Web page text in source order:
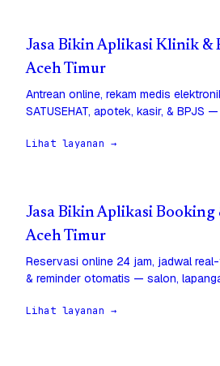
Jasa Bikin Aplikasi Klinik &
Aceh Timur
Antrean online, rekam medis
SATUSEHAT, apotek, kasir, & BPJS
Lihat layanan →
Jasa Bikin Aplikasi Booking
Aceh Timur
Reservasi online 24 jam, jadwal real-
& reminder otomatis — salon,
Lihat layanan →